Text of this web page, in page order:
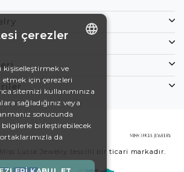
Lucia Jewelry tescilli bir ticari markadır.
DE
EN
SWEDISH
TURKISH
çerezler
kişiselleştirmek ve
için çerezleri
sitemizi kullanımınıza
sağladığınız veya
sonucunda
bilgilerle birleştirebilecek
da